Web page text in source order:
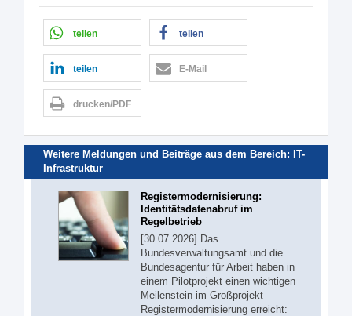
teilen teilen
teilen E-Mail
drucken/PDF
Weitere Meldungen und Beiträge aus dem Bereich: IT-
Infrastruktur
Registermodernisierung:
Identitätsdatenabruf im
Regelbetrieb
[30.07.2026] Das
Bundesverwaltungsamt und die
Bundesagentur für Arbeit haben in
einem Pilotprojekt einen wichtigen
Meilenstein im Großprojekt
Registermodernisierung erreicht: